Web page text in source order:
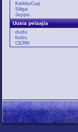
KiekkoCup
Sliiga
Jeppe
Uusia pelaajia
dudu
bubu
CERN